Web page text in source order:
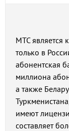
МТС является
только в
абонентская
миллиона
а также
имеют
составляет